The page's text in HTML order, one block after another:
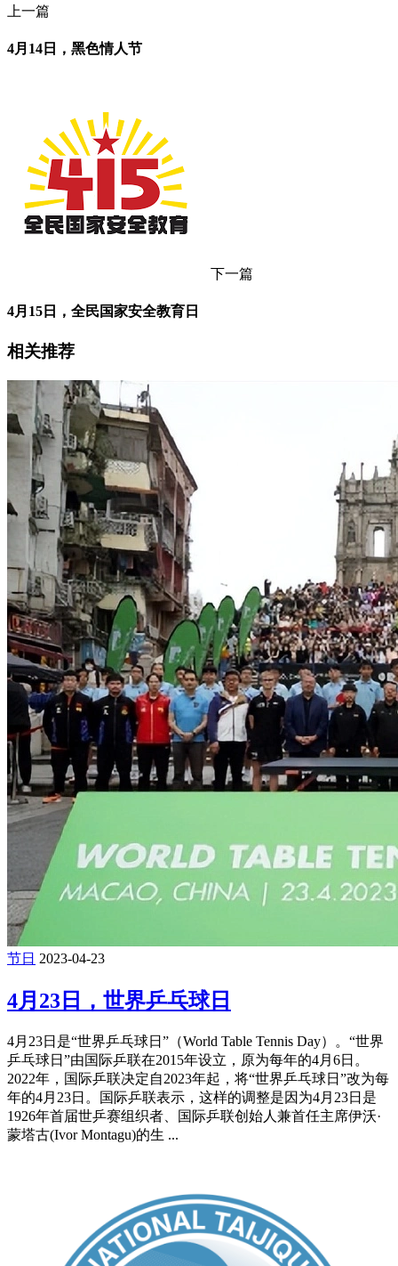
上一篇
4月14日，黑色情人节
下一篇
4月15日，全民国家安全教育日
相关推荐
节日 2023-04-23
4月23日，世界乒乓球日
4月23日是“世界乒乓球日”（World Table Tennis Day）。“世界
乒乓球日”由国际乒联在2015年设立，原为每年的4月6日。
2022年，国际乒联决定自2023年起，将“世界乒乓球日”改为每
年的4月23日。国际乒联表示，这样的调整是因为4月23日是
1926年首届世乒赛组织者、国际乒联创始人兼首任主席伊沃·
蒙塔古(Ivor Montagu)的生 ...